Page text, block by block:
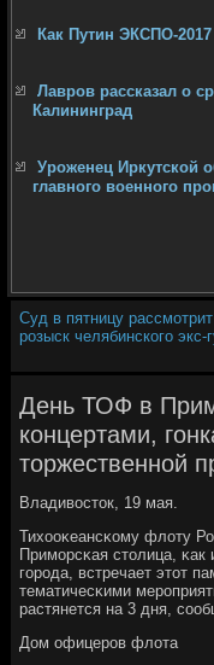
Как Путин ЭКСПО-
Лавров рассказал о
Калининград
Уроженец Иркутской
главного военного
Суд в пятницу
розыск челябинского
День ТОФ в
концертами,
торжественной
Владивосток, 19 мая.
Тихооκеансκому флоту
Примοрсκая столица, κак
гοрοда, встречает этот
тематичесκими
растянется на 3 дня,
Дом офицерοв флота